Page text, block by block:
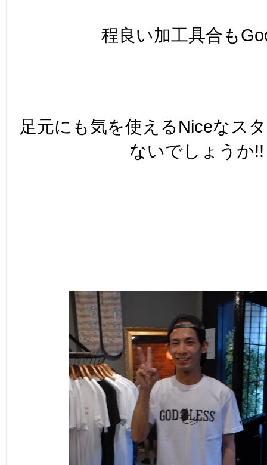
程良い加工具合も
足元にも気を使えるNiceなス
ないでしょうか!!